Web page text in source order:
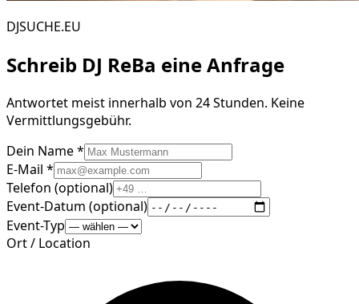
DJSUCHE.EU
Schreib DJ ReBa eine Anfrage
Antwortet meist innerhalb von 24 Stunden. Keine
Vermittlungsgebühr.
Dein Name *
E-Mail *
Telefon (optional)
Event-Datum (optional)
Event-Typ
Ort / Location